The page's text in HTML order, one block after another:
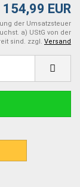
154,99 EUR
der Umsatzsteuer
a) UStG von der
sind. zzgl. Versand